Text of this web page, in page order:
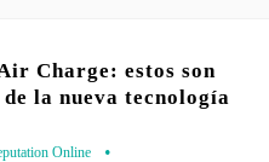
Charge: estos son
la nueva tecnología
Online